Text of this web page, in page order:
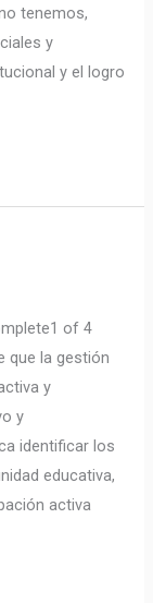
tenemos,
y
y el logro
of 4
que la gestión
y
y
identificar los
educativa,
activa